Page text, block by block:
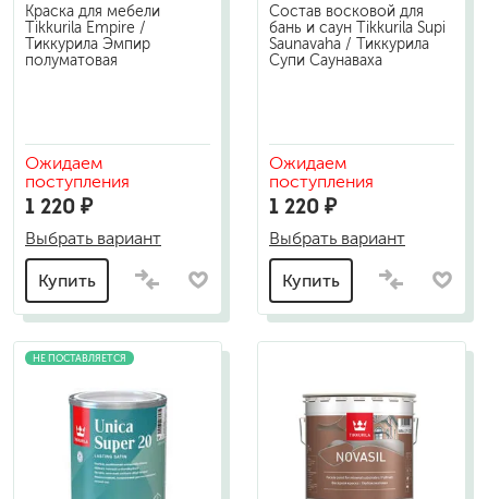
Краска для мебели
Tikkurila Empire /
Тиккурила Эмпир
полуматовая
Ожидаем
поступления
1 220 ₽
Выбрать вариант
Купить
Состав восковой для
бань и саун Tikkurila Supi
Saunavaha / Тиккурила
Супи Саунаваха
Ожидаем
поступления
1 220 ₽
Выбрать вариант
Купить
НЕ ПОСТАВЛЯЕТСЯ